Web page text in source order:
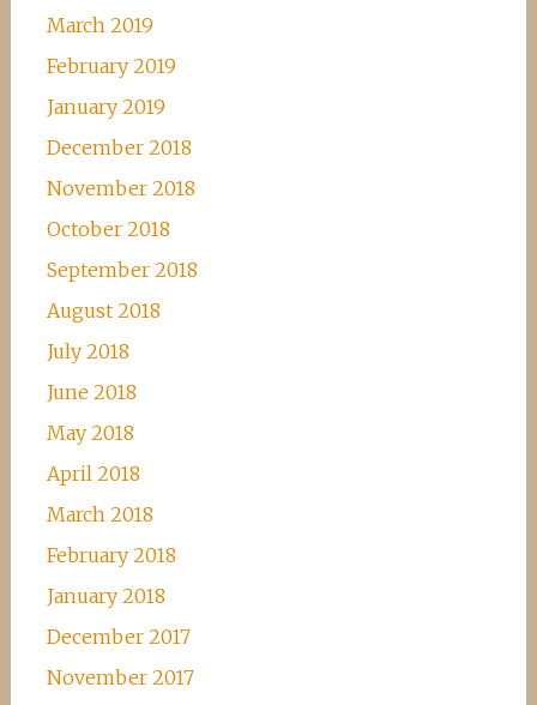
March 2019
February 2019
January 2019
December 2018
November 2018
October 2018
September 2018
August 2018
July 2018
June 2018
May 2018
April 2018
March 2018
February 2018
January 2018
December 2017
November 2017